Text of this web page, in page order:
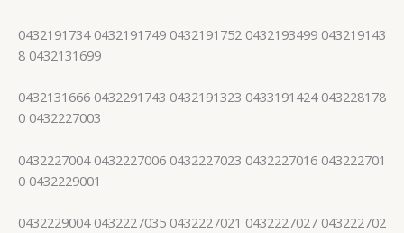
0432191734 0432191749 0432191752 0432193499 043219143
8 0432131699
0432131666 0432291743 0432191323 0433191424 043228178
0 0432227003
0432227004 0432227006 0432227023 0432227016 043222701
0 0432229001
0432229004 0432227035 0432227021 0432227027 043222702